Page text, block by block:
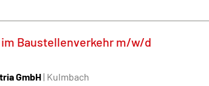
Baustellenverkehr m/w/d
GmbH| Kulmbach